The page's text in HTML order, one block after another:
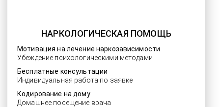
НАРКОЛОГИЧЕСКАЯ ПОМОЩЬ
Мотивация на лечение наркозависимости
Убеждение психологическими методами
Бесплатные консультации
Индивидуальная работа по заявке
Кодирование на дому
Домашнее посещение врача